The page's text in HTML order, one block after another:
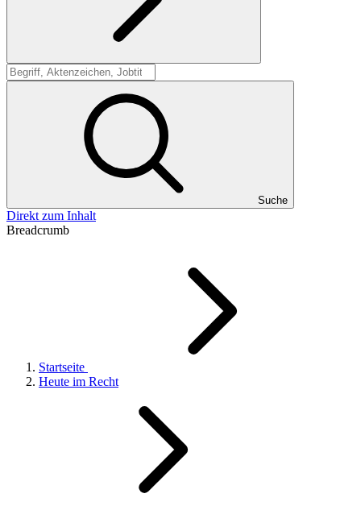
Suche
Suche
Direkt zum Inhalt
Breadcrumb
Startseite
Heute im Recht